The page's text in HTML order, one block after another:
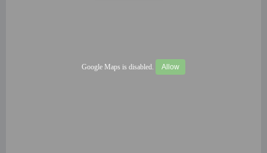
Google Maps is disabled. Allow